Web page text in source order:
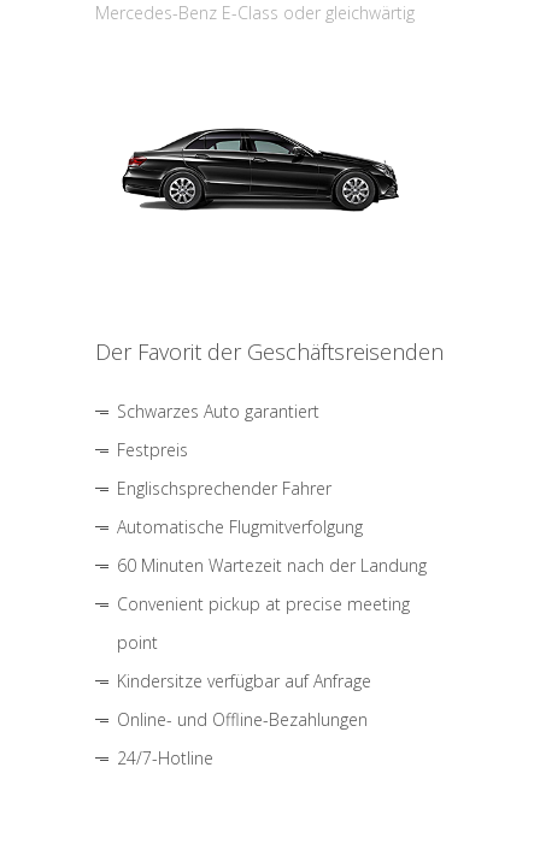
Mercedes-Benz E-Class oder gleichwärtig
Der Favorit der Geschäftsreisenden
Schwarzes Auto garantiert
Festpreis
Englischsprechender Fahrer
Automatische Flugmitverfolgung
60 Minuten Wartezeit nach der Landung
Convenient pickup at precise meeting
point
Kindersitze verfügbar auf Anfrage
Online- und Offline-Bezahlungen
24/7-Hotline